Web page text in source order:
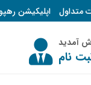
متداول اپلیکیشن
آمدید
نام